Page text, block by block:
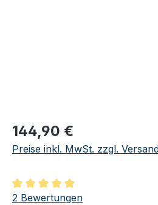
Regulärer Preis:
144,90 €
Preise inkl. MwSt. zzgl.
Durchschnittliche Bewertung
2 Bewertungen